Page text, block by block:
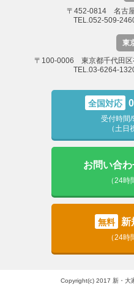
〒452-0814 名古
TEL.052-509-
東
〒100-0006 東京都千代田区
TEL.03-6264-
全国対応
受付時間
（土日
お問い合
（24時
無料 新
（24時
Copyright(c) 2017 新・大